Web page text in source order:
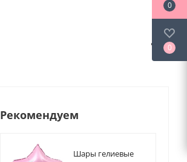
Рекомендуем
Шары гелиевые
0
0